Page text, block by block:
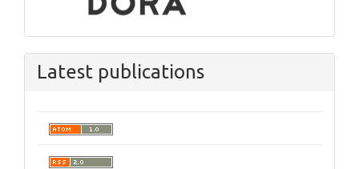
Latest publications